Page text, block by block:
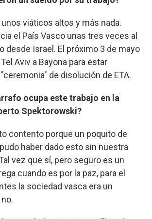
viáticos altos y más nada.
el País Vasco unas tres veces al
desde Israel. El próximo 3 de mayo
Aviv a Bayona para estar
de disolución de ETA.
ocupa este trabajo en la
Spektorowski?
contento porque un poquito de
haber dado esto sin nuestra
vez que sí, pero seguro es un
cuando es por la paz, para el
la sociedad vasca era un